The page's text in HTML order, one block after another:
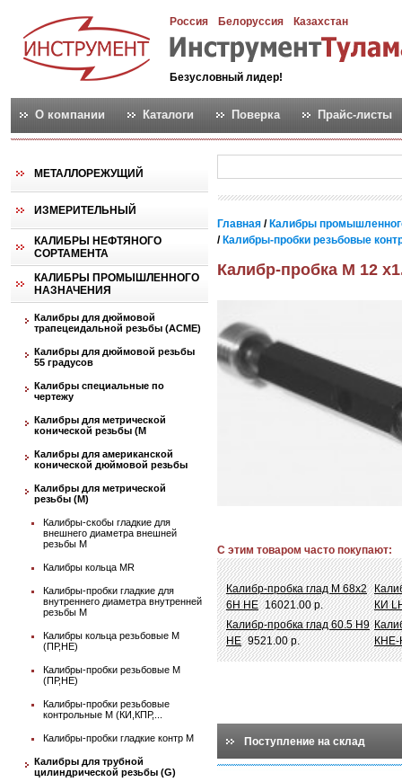
Россия Белоруссия Казахстан
Безусловный лидер!
О компании Каталоги Поверка Прайс-листы
МЕТАЛЛОРЕЖУЩИЙ
ИЗМЕРИТЕЛЬНЫЙ
КАЛИБРЫ НЕФТЯНОГО
СОРТАМЕНТА
КАЛИБРЫ ПРОМЫШЛЕННОГО
НАЗНАЧЕНИЯ
Калибры для дюймовой
трапецеидальной резьбы (АСМЕ)
Калибры для дюймовой резьбы
55 градусов
Калибры специальные по
чертежу
Калибры для метрической
конической резьбы (М
Калибры для американской
конической дюймовой резьбы
Калибры для метрической
резьбы (М)
Калибры-скобы гладкие для
внешнего диаметра внешней
резьбы М
Калибры кольца MR
Калибры-пробки гладкие для
внутреннего диаметра внутренней
резьбы М
Калибры кольца резьбовые М
(ПР,НЕ)
Калибры-пробки резьбовые М
(ПР,НЕ)
Калибры-пробки резьбовые
контрольные М (КИ,КПР,...
Калибры-пробки гладкие контр М
Калибры для трубной
цилиндрической резьбы (G)
Главная / Калибры
/ Калибры-пробки резьбовые
Калибр-пробка М 12
С этим товаром часто покупают:
Калибр-пробка глад М 68х2
6Н НЕ 16021.00 р.
КИ
Калибр-пробка глад 60.5 Н9
НЕ 9521.00 р.
Поступление на склад